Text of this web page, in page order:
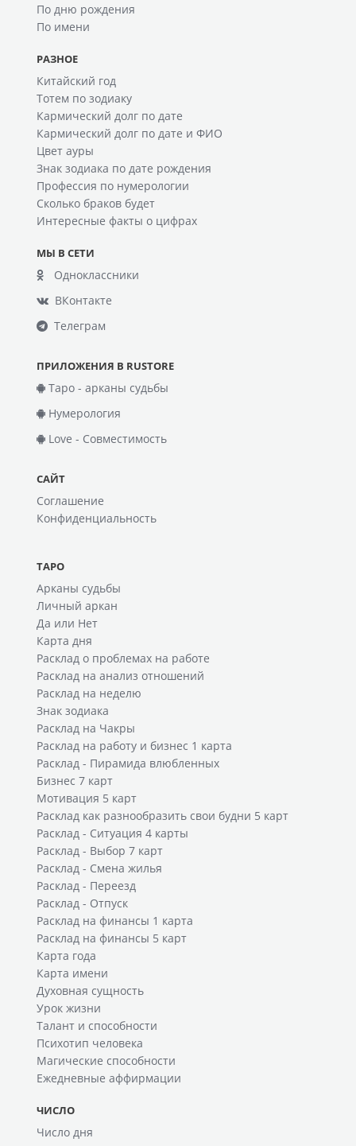
По дню рождения
По имени
РАЗНОЕ
Китайский год
Тотем по зодиаку
Кармический долг по дате
Кармический долг по дате и ФИО
Цвет ауры
Знак зодиака по дате рождения
Профессия по нумерологии
Сколько браков будет
Интересные факты о цифрах
МЫ В СЕТИ
Одноклассники
ВКонтакте
Телеграм
ПРИЛОЖЕНИЯ В RUSTORE
Таро - арканы судьбы
Нумерология
Love - Совместимость
САЙТ
Соглашение
Конфиденциальность
ТАРО
Арканы судьбы
Личный аркан
Да или Нет
Карта дня
Расклад о проблемах на работе
Расклад на анализ отношений
Расклад на неделю
Знак зодиака
Расклад на Чакры
Расклад на работу и бизнес 1 карта
Расклад - Пирамида влюбленных
Бизнес 7 карт
Мотивация 5 карт
Расклад как разнообразить свои будни 5 карт
Расклад - Ситуация 4 карты
Расклад - Выбор 7 карт
Расклад - Смена жилья
Расклад - Переезд
Расклад - Отпуск
Расклад на финансы 1 карта
Расклад на финансы 5 карт
Карта года
Карта имени
Духовная сущность
Урок жизни
Талант и способности
Психотип человека
Магические способности
Ежедневные аффирмации
ЧИСЛО
Число дня